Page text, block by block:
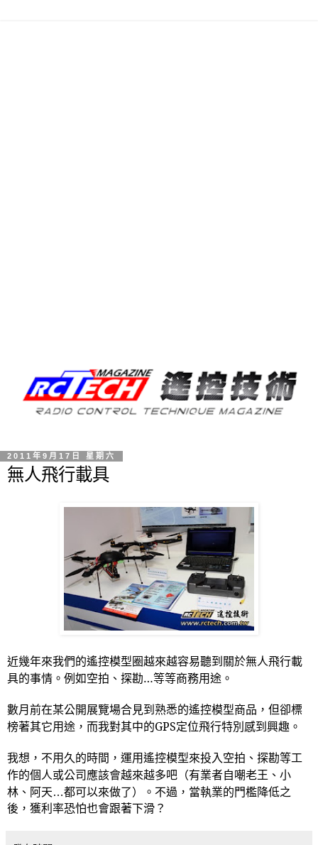
2011年9月17日 星期六
無人飛行載具
近幾年來我們的遙控模型圈越來越容易聽到關於無人飛行載
具的事情。例如空拍、探勘…等等商務用途。
數月前在某公開展覽場合見到熟悉的遙控模型商品，但卻標
榜著其它用途，而我對其中的GPS定位飛行特別感到興趣。
我想，不用久的時間，運用遙控模型來投入空拍、探勘等工
作的個人或公司應該會越來越多吧（有業者自嘲老王、小
林、阿天…都可以來做了）。不過，當執業的門檻降低之
後，獲利率恐怕也會跟著下滑？